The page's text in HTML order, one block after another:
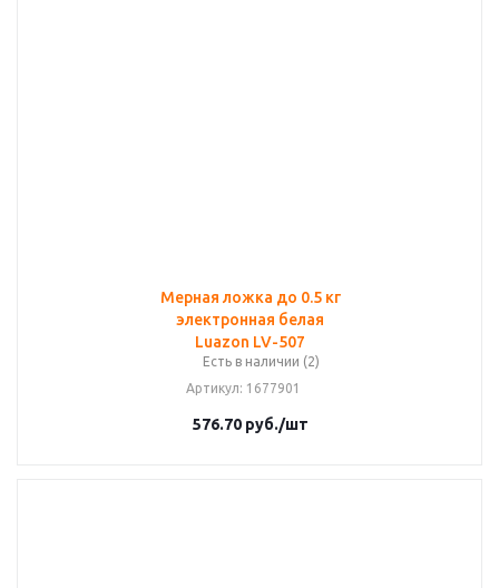
Мерная ложка до 0.5 кг
электронная белая
Luazon LV-507
Есть в наличии (2)
Артикул: 1677901
576.70руб./шт